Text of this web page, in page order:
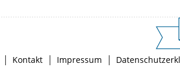
| Kontakt | Impressum |